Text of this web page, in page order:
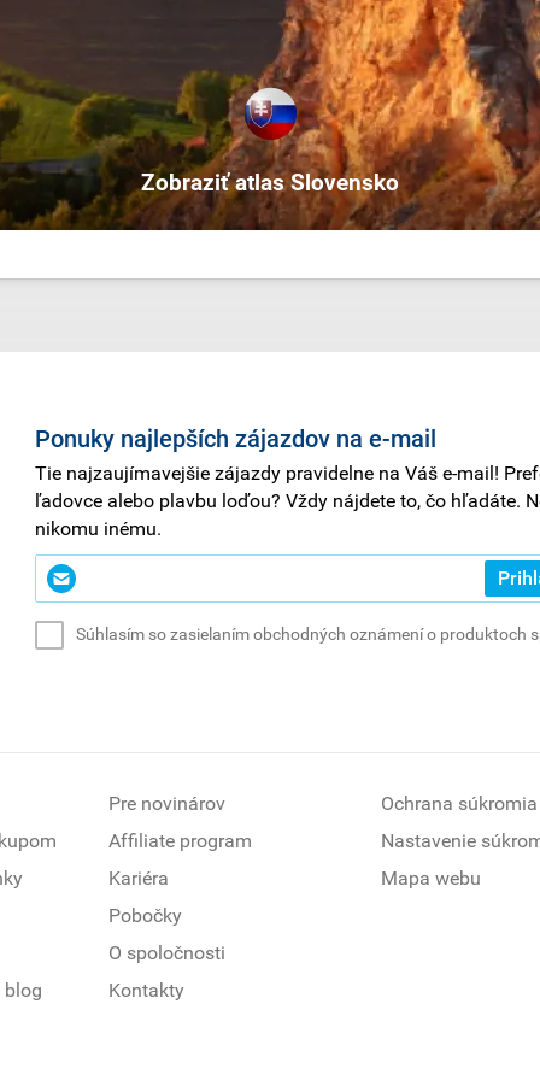
Zobraziť atlas Slovensko
Ponuky najlepších zájazdov na e-mail
Tie najzaujímavejšie zájazdy pravidelne na Váš e-mail!
ľadovce alebo plavbu loďou? Vždy nájdete to, čo hľadáte.
nikomu inému.
Zadajte
svoj
Súhlasím so zasielaním obchodných oznámení o produktoch
blog
Pre novinárov
Affiliate program
Kariéra
Pobočky
O spoločnosti
Kontakty
Ochrana súkromia
Nastavenie
Mapa webu